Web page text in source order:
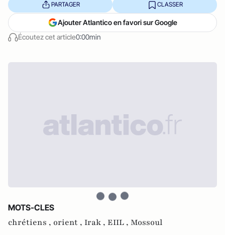
Écoutez cet article0:00min
PARTAGER CLASSER
Ajouter Atlantico en favori sur Google
MOTS-CLES
chrétiens , orient , Irak , EIIL , Mossoul